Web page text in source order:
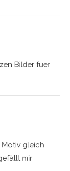
Bilder fuer
Motiv gleich
mir